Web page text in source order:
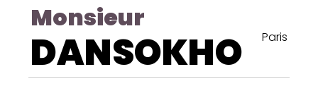
Monsieur
DANSOKHO Paris